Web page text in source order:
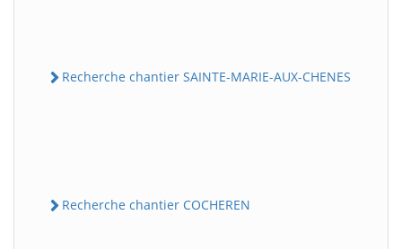
Recherche chantier SAINTE-MARIE-AUX-CHENES
Recherche chantier COCHEREN